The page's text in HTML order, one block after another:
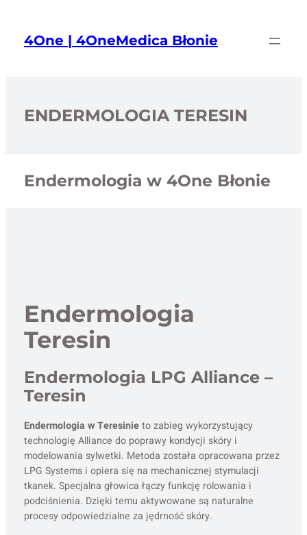
treści4One | 4OneMedica Błonie
ENDERMOLOGIA TERESIN
Endermologia w 4One Błonie
Endermologia
Teresin
Endermologia LPG Alliance –
Teresin
Endermologia w Teresinieto zabieg wykorzystujący
technologię Alliance do poprawy kondycji skóry i
modelowania sylwetki. Metoda została opracowana przez
LPG Systems i opiera się na mechanicznej stymulacji
tkanek. Specjalna głowica łączy funkcję rolowania i
podciśnienia. Dzięki temu aktywowane są naturalne
procesy odpowiedzialne za jędrność skóry.